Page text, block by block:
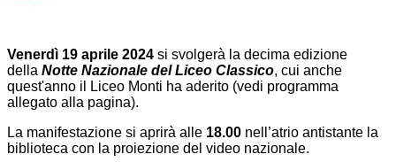
Venerdì 19 aprile 2024 si svolgerà la decima edizione
della Notte Nazionale del Liceo Classico, cui anche
quest'anno il Liceo Monti ha aderito (vedi programma
allegato alla pagina).
La manifestazione si aprirà alle 18.00 nell’atrio antistante la
biblioteca con la proiezione del video nazionale.